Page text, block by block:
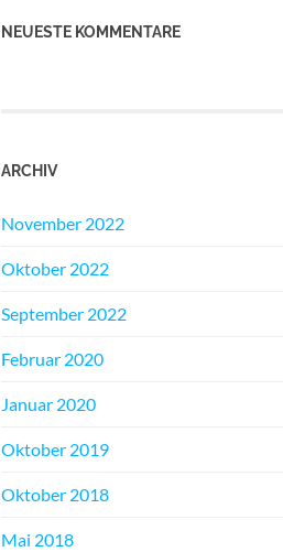
NEUESTE KOMMENTARE
ARCHIV
November 2022
Oktober 2022
September 2022
Februar 2020
Januar 2020
Oktober 2019
Oktober 2018
Mai 2018